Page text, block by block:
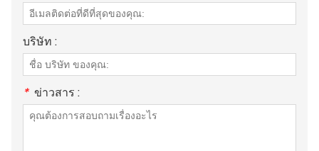
บริษัท :
* ข่าวสาร :